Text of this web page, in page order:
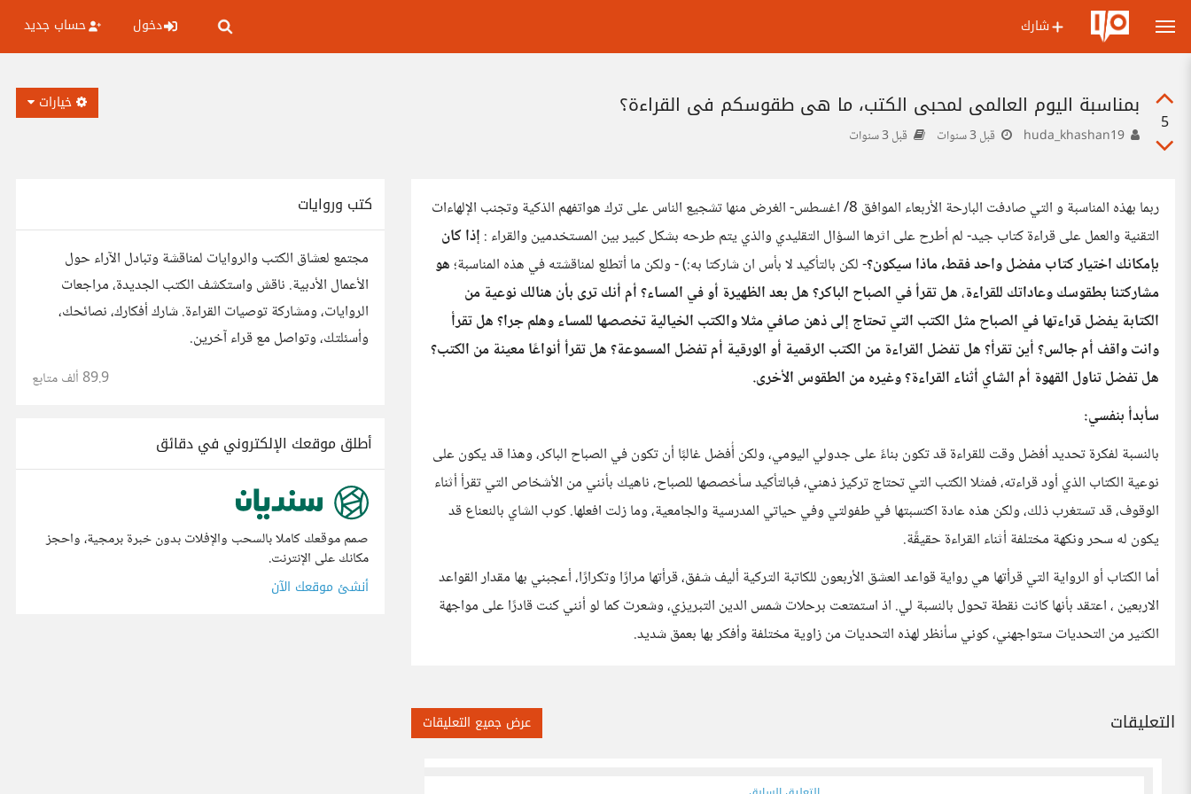
شارك دخول حساب جديد
5
بمناسبة اليوم العالمي لمحبي الكتب، ما هي طقوسكم في القراءة؟
قبل 3 سنوات قبل 3 سنوات
خيارات
ربما بهذه المناسبة و التي صادفت البارحة الأربعاء الموافق 8/ اغسطس- الغرض منها تشجيع الناس على ترك هواتفهم الذكية وتجنب الإلهاءات
التقنية والعمل على قراءة كتاب جيد- لم أطرح على اثرها السؤال التقليدي والذي يتم طرحه بشكل كبير بين المستخدمين والقراء : إذا كان
بإمكانك اختيار كتاب مفضل واحد فقط، ماذا سيكون؟- لكن بالتأكيد لا بأس ان شاركتا به:) - ولكن ما أتطلع لمناقشته في هذه المناسبة؛هو
مشاركتنا بطقوسك وعاداتك للقراءة،هل تقرأ في الصباح الباكر؟ هل بعد الظهيرة أو في المساء؟ أم أنك ترى بأن هنالك نوعية من
الكتابة يفضل قراءتها في الصباح مثل الكتب التي تحتاج إلى ذهن صافي مثلا والكتب الخيالية تخصصها للمساء وهلم جرا؟ هل تقرأ
وانت واقف أم جالس؟ أين تقرأ؟ هل تفضل القراءة من الكتب الرقمية أو الورقية أم تفضل المسموعة؟ هل تقرأ أنواعًا معينة من الكتب؟
هل تفضل تناول القهوة أم الشاي أثناء القراءة؟ وغيره من الطقوس الأخرى.
سأبدأ بنفسي:
بالنسبة لفكرة تحديد أفضل وقت للقراءة قد تكون بناءً على جدولي اليومي، ولكن أُفضل غالبًا أن تكون في الصباح الباكر، وهذا قد يكون على
نوعية الكتاب الذي أود قراءته، فمثلا الكتب التي تحتاج تركيز ذهني، فبالتأكيد سأخصصها للصباح، ناهيك بأنني من الأشخاص التي تقرأ أثناء
الوقوف، قد تستغرب ذلك، ولكن هذه عادة اكتسبتها في طفولتي وفي حياتي المدرسية والجامعية، وما زلت افعلها. كوب الشاي بالنعناع قد
يكون له سحر ونكهة مختلفة أثناء القراءة حقيقًة.
أما الكتاب أو الرواية التي قرأتها هي رواية قواعد العشق الأربعون للكاتبة التركية أليف شفق، قرأتها مرارًا وتكرارًا، أعجبني بها مقدار القواعد
الاربعين ، اعتقد بأنها كانت نقطة تحول بالنسبة لي. اذ استمتعت برحلات شمس الدين التبريزي، وشعرت كما لو أنني كنت قادرًا على مواجهة
الكثير من التحديات ستواجهني، كوني سأنظر لهذه التحديات من زاوية مختلفة وأفكر بها بعمق شديد.
التعليقات عرض جميع التعليقات
كتب وروايات
مجتمع لعشاق الكتب والروايات لمناقشة وتبادل الآراء حول
الأعمال الأدبية. ناقش واستكشف الكتب الجديدة، مراجعات
الروايات، ومشاركة توصيات القراءة. شارك أفكارك، نصائحك،
وأسئلتك، وتواصل مع قراء آخرين.
89.9 ألف متابع
أطلق موقعك الإلكتروني في دقائق
صمم موقعك كاملا بالسحب والإفلات بدون خبرة برمجية، واحجز
مكانك على الإنترنت.
أنشئ موقعك الآن